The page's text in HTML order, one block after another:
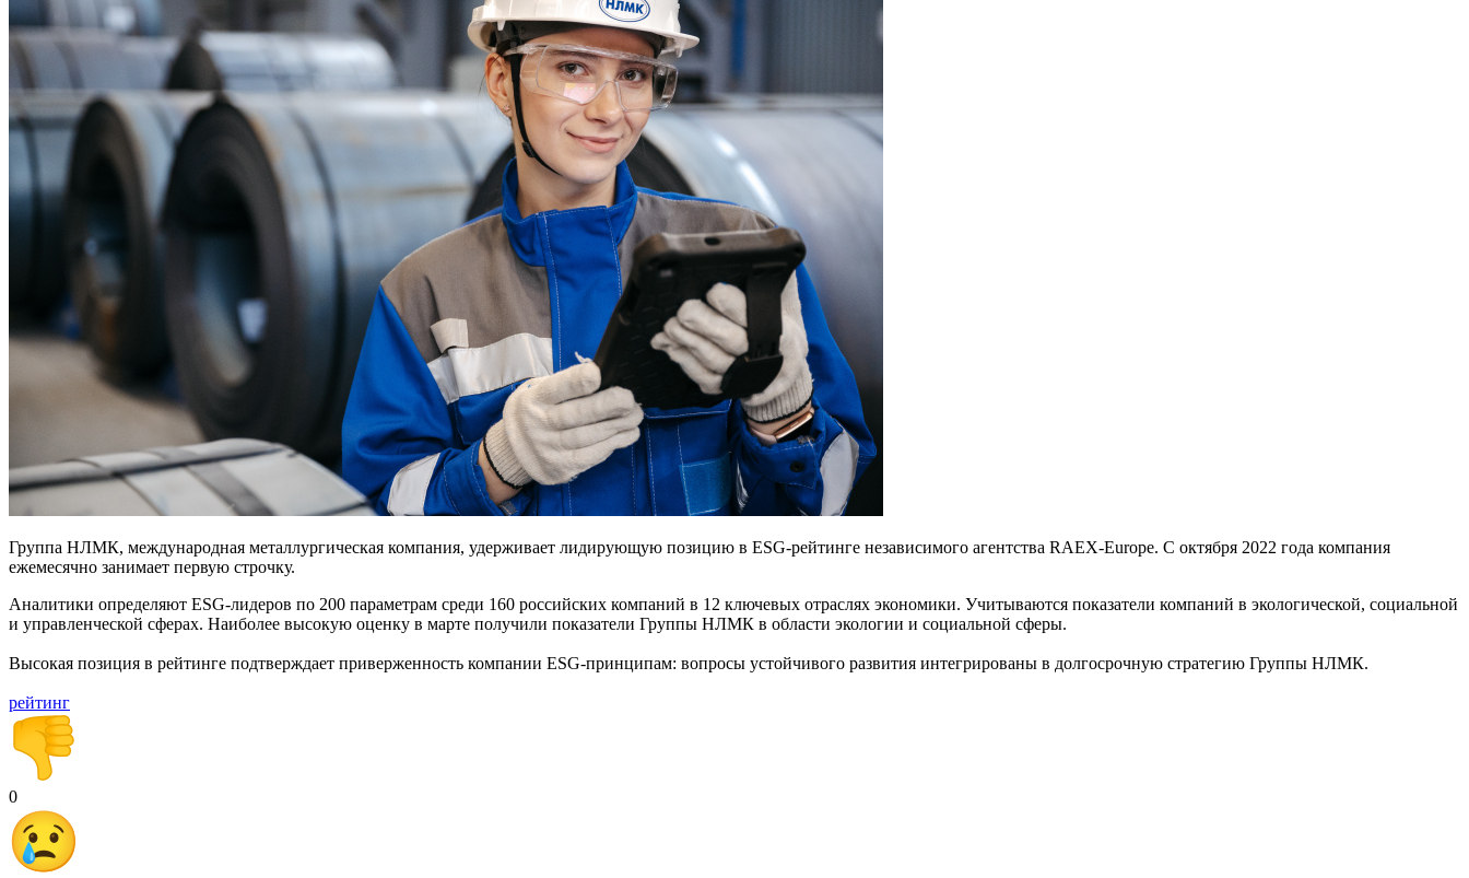
Группа НЛМК, международная металлургическая компания, удерживает лидирующую позицию в ESG-рейтинге независимого агентства RAEX-Europe. С октября 2022 года компания
ежемесячно занимает первую строчку.
Аналитики определяют ESG-лидеров по 200 параметрам среди 160 российских компаний в 12 ключевых отраслях экономики. Учитываются показатели компаний в экологической, социальной
и управленческой сферах. Наиболее высокую оценку в марте получили показатели Группы НЛМК в области экологии и социальной сферы.
Высокая позиция в рейтинге подтверждает приверженность компании ESG-принципам: вопросы устойчивого развития интегрированы в долгосрочную стратегию Группы НЛМК.
рейтинг
0